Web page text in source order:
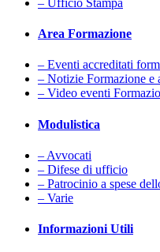
Area Formazione
– Eventi accreditati
– Notizie Formazione e
– Video eventi
Modulistica
– Avvocati
– Difese di ufficio
– Patrocinio a spese
– Varie
Informazioni Utili